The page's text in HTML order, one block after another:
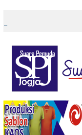
content